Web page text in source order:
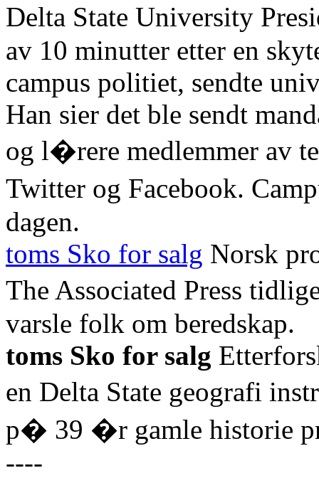
Delta State University
av 10 minutter etter en
campus politiet, sendte
Han sier det ble sendt
og l�rere medlemmer av
Twitter og Facebook.
dagen.
toms Sko for salg Norsk
The Associated Press
varsle folk om beredskap.
toms Sko for salg
en Delta State geografi
p� 39 �r gamle historie
----